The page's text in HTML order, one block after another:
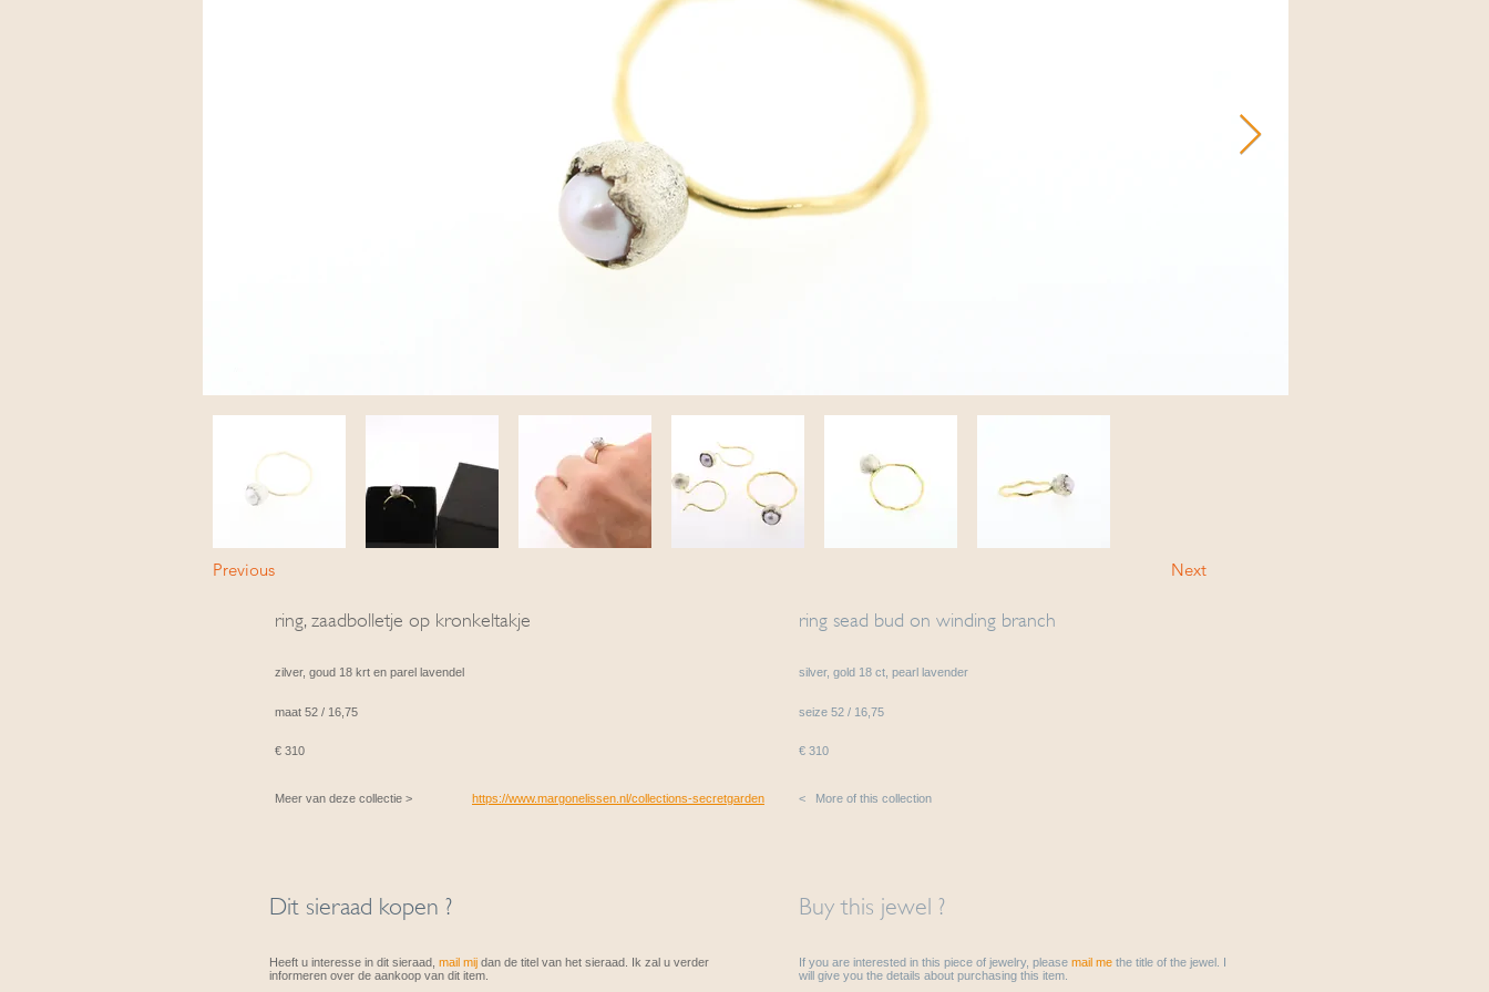
Previous
ring, zaadbolletje op kronkeltakje
zilver, goud 18 krt en parel lavendel
maat 52 / 16,75
€ 310
Meer van deze collectie > https://www.margonelissen.nl/collections-secretgarden
Dit sieraad kopen ?
Heeft u interesse in dit sieraad, mail mij dan de titel van het sieraad. Ik zal u verder
informeren over de aankoop van dit item.
Next
ring sead bud on winding branch
silver, gold 18 ct, pearl lavender
seize 52 / 16,75
€ 310
< More of this collection
Buy this jewel ?
If you are interested in this piece of jewelry, please mail me the title of the jewel. I
will give you the details about purchasing this item.